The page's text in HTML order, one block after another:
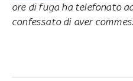
ore di fuga ha telefonato
confessato di aver